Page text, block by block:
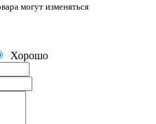
могут изменяться
Хорошо